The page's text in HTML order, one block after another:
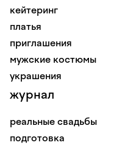
кейтеринг
платья
приглашения
мужские костюмы
украшения
журнал
реальные свадьбы
подготовка